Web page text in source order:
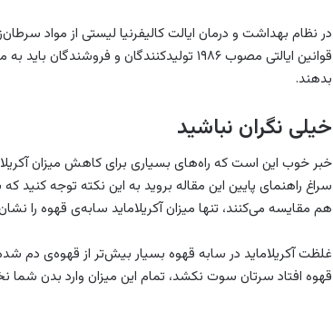
قوانین ایالتی مصوب ۱۹۸۶ تولیدکنندگان و
بدهند.
خیلی نگران نباشید
خبر خوب این است که راه‌های بسیاری برای کاهش میزان
سراغ راهنمای پایین این مقاله بروید به این نکته توجه کنید
هم مقایسه می‌کنند، تنها میزان آکریلاماید سابه‌ی قهوه را
غلظت آکریلاماید در سابه قهوه بسیار بیش‌تر از قهوه‌ی دم
قهوه افتاد سرتان سوت نکشد، تمام این میزان وارد بدن شما